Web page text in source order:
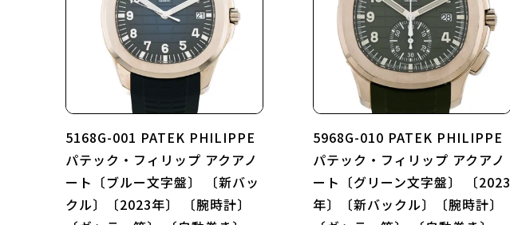
5168G-001 PATEK PHILIPPE
パテック・フィリップ アクアノ
ート〔ブルー文字盤〕 〔新バッ
クル〕〔2023年〕 〔腕時計〕
5968G-010 PATEK PHILIPPE
パテック・フィリップ アクアノ
ート〔グリーン文字盤〕 〔2023
年〕〔新バックル〕〔腕時計〕